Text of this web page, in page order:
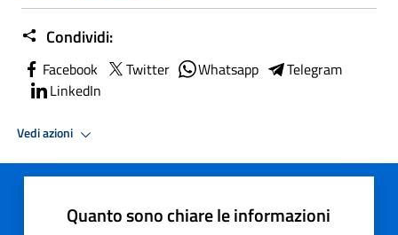
Condividi:
Facebook Twitter Whatsapp
Telegram
LinkedIn
Vedi azioni
Quanto sono chiare le informazioni